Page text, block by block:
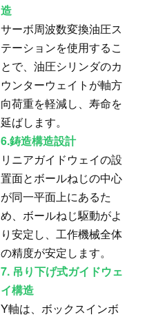
造
サーボ周波数変換油圧ス
テーションを使用するこ
とで、油圧シリンダのカ
ウンターウェイトが軸方
向荷重を軽減し、寿命を
延ばします。
6.鋳造構造設計
リニアガイドウェイの設
置面とボールねじの中心
が同一平面上にあるた
め、ボールねじ駆動がよ
り安定し、工作機械全体
の精度が安定します。
7. 吊り下げ式ガイドウェ
イ構造
Y軸は、ボックスインボ